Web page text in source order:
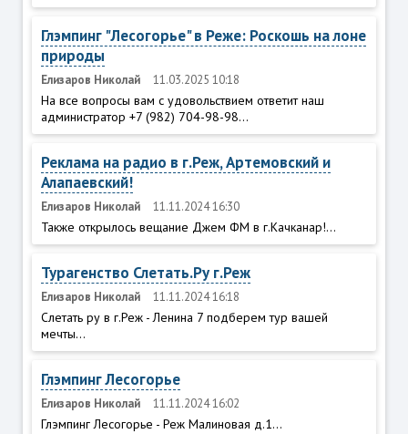
Глэмпинг "Лесогорье" в Реже: Роскошь на лоне
природы
Елизаров Николай 11.03.2025 10:18
На все вопросы вам с удовольствием ответит наш
администратор +7 (982) 704-98-98...
Реклама на радио в г.Реж, Артемовский и
Алапаевский!
Елизаров Николай 11.11.2024 16:30
Также открылось вещание Джем ФМ в г.Качканар!...
Турагенство Слетать.Ру г.Реж
Елизаров Николай 11.11.2024 16:18
Слетать ру в г.Реж - Ленина 7 подберем тур вашей
мечты...
Глэмпинг Лесогорье
Елизаров Николай 11.11.2024 16:02
Глэмпинг Лесогорье - Реж Малиновая д.1...